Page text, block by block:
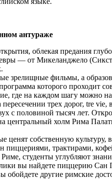
антураже
облекая предания
— от Микеланджело
зрелищные фильмы, а
которого проходит
где на каждом шагу можно
трех дорог, tre vie,
с половиной тысяч лет.
центральный холм Рима
ценят собственную
пиццериями, трактирами,
студенты углубляют
вы найдете пиццерию
другие римские